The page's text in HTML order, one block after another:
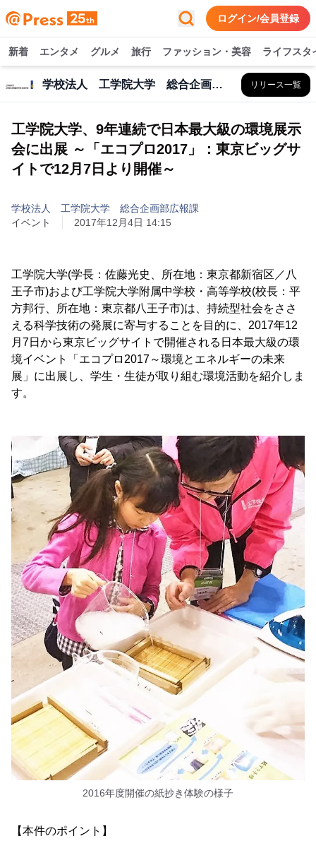
ログイン/会員登録
新着 エンタメ グルメ 旅行 ファッション・美容 ライフスタ
学校法人 工学院大学 総合企画部広報課 リリース一覧
工学院大学、9年連続で日本最大級の環境展示
会に出展 ～「エコプロ2017」：東京ビッグサ
イトで12月7日より開催～
学校法人 工学院大学 総合企画部広報課
イベント
2017年12月4日 14:15
工学院大学(学長：佐藤光史、所在地：東京都新宿区／八
王子市)および工学院大学附属中学校・高等学校(校長：平
方邦行、所在地：東京都八王子市)は、持続型社会をささ
える科学技術の発展に寄与することを目的に、2017年12
月7日から東京ビッグサイトで開催される日本最大級の環
境イベント「エコプロ2017～環境とエネルギーの未来
展」に出展し、学生・生徒が取り組む環境活動を紹介しま
す。
2016年度開催の紙抄き体験の様子
【本件のポイント】